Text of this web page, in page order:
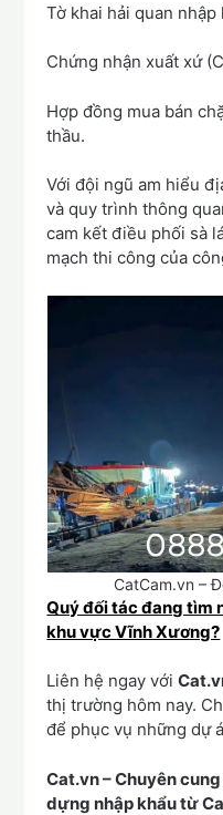
Tờ khai hải quan
Chứng nhận xuất xứ
Hợp đồng mua bán
thầu.
Với đội ngũ am hiểu
và quy trình thông
cam kết điều phối sà
mạch thi công của
CatCam.vn –
Quý đối tác đang tìm
khu vực Vĩnh Xương?
Liên hệ ngay với
thị trường hôm nay.
để phục vụ những dự
Cat.vn – Chuyên
dựng nhập khẩu từ